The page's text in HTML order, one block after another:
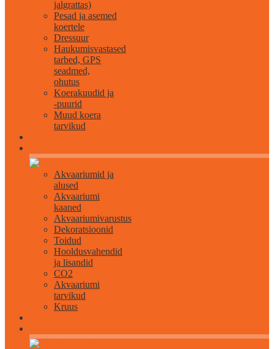
jalgrattas)
Pesad ja asemed
koertele
Dressuur
Haukumisvastased
tarbed, GPS
seadmed,
ohutus
Koerakuudid ja
-puurid
Muud koera
tarvikud
Akvaariumid ja
alused
Akvaariumi
kaaned
Akvaariumivarustus
Dekoratsioonid
Toidud
Hooldusvahendid
ja lisandid
CO2
Akvaariumi
tarvikud
Kruus